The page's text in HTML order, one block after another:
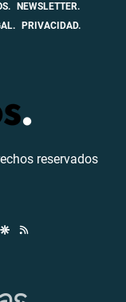
NEWSLETTER.
PRIVACIDAD.
reservados
Google Discover